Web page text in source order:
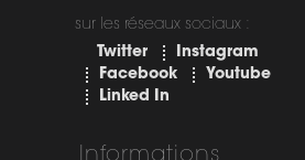
sur les réseaux sociaux :
Twitter
Instagram
Facebook
Youtube
Linked In